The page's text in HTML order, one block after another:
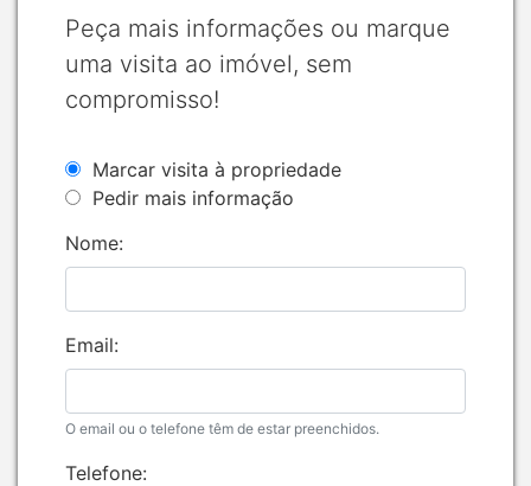
Peça mais informações ou marque
uma visita ao imóvel, sem
compromisso!
Marcar visita à propriedade
Pedir mais informação
Nome:
Email:
O email ou o telefone têm de estar preenchidos.
Telefone: